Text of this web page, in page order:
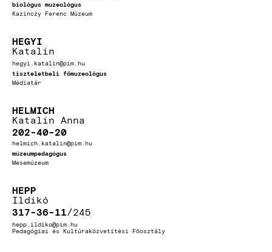
biológus muzeológus
Kazinczy Ferenc Múzeum
HEGYI
Katalin
hegyi.katalin@pim.hu
tiszteletbeli főmuzeológus
Médiatár
HELMICH
Katalin Anna
202-40-20
helmich.katalin@pim.hu
múzeumpedagógus
Mesemúzeum
HEPP
Ildikó
317-36-11 245
hepp.ildiko@pim.hu
Pedagógiai és Kultúraközvetítési Főosztály